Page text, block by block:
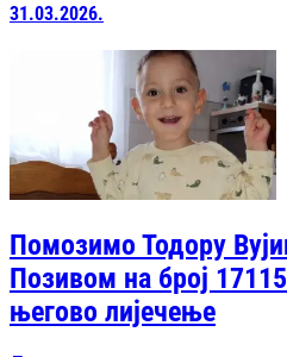
31.03.2026.
Помозимо Тодору
Позивом на број
његово лијечење